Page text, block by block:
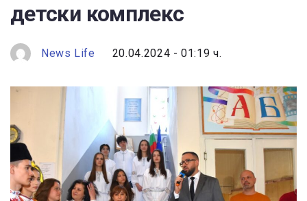
детски комплекс
News Life 20.04.2024 - 01:19 ч.